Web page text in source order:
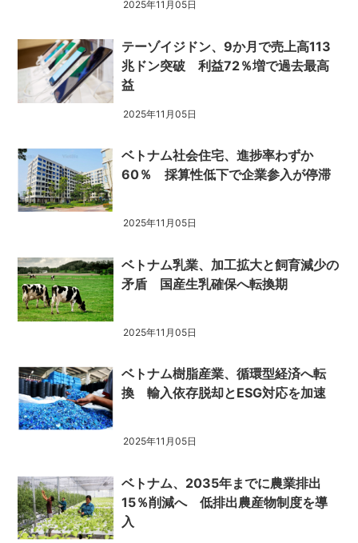
2025年11月05日
テーゾイジドン、9か月で売上高113
兆ドン突破 利益72％増で過去最高
益
2025年11月05日
ベトナム社会住宅、進捗率わずか
60％ 採算性低下で企業参入が停滞
2025年11月05日
ベトナム乳業、加工拡大と飼育減少の
矛盾 国産生乳確保へ転換期
2025年11月05日
ベトナム樹脂産業、循環型経済へ転
換 輸入依存脱却とESG対応を加速
2025年11月05日
ベトナム、2035年までに農業排出
15％削減へ 低排出農産物制度を導
入